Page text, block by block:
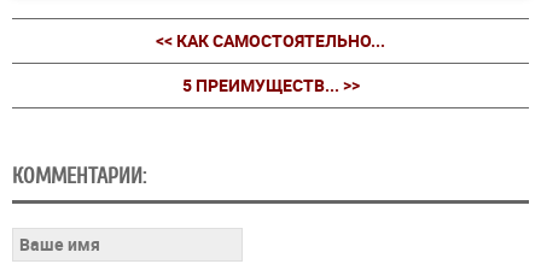
<< КАК САМОСТОЯТЕЛЬНО...
5 ПРЕИМУЩЕСТВ... >>
КОММЕНТАРИИ: